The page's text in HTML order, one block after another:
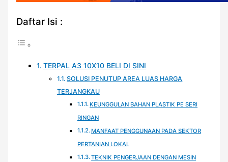
Daftar Isi :
TERPAL A3 10X10 BELI DI SINI
SOLUSI PENUTUP AREA LUAS HARGA
TERJANGKAU
KEUNGGULAN BAHAN PLASTIK PE SERI
RINGAN
MANFAAT PENGGUNAAN PADA SEKTOR
PERTANIAN LOKAL
TEKNIK PENGERJAAN DENGAN MESIN